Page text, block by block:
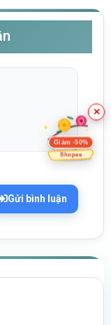
Gửi bình luận
×
Giảm -50%
Shopee